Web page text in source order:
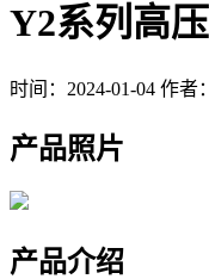
Y2系列高
时间：2024-01-04 作者
产品照片
产品介绍